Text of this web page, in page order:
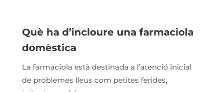
Què ha d’incloure una farmaciola
domèstica
La farmaciola està destinada a l’atenció inicial
de problemes lleus com petites ferides,